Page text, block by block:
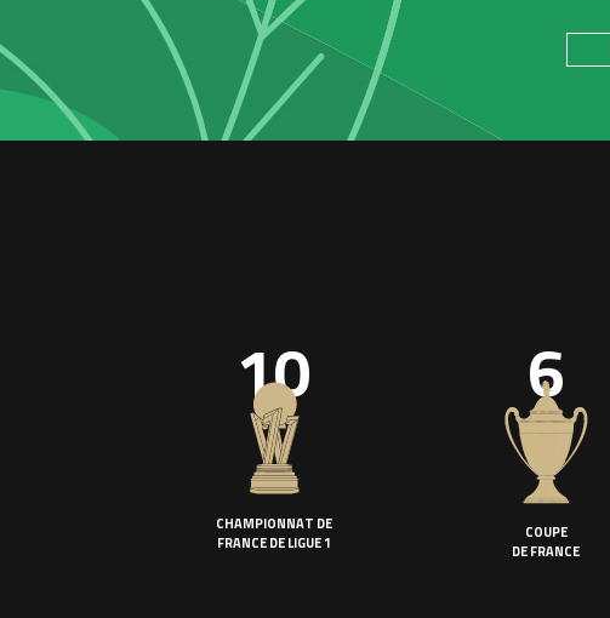
10
CHAMPIONNAT DE
FRANCE DE LIGUE 1
6
COUPE
DE FRANCE